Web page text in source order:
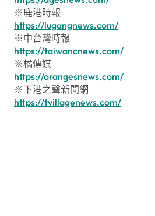
※鹿港時報
https://lugangnews.com/
※中台灣時報
https://taiwancnews.com/
※橘傳媒
https://orangesnews.com/
※下港之聲新聞網
https://tvillagenews.com/